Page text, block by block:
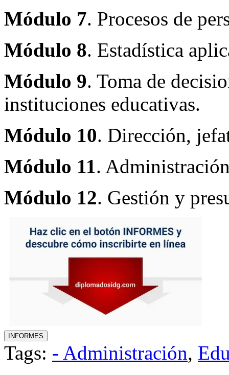
Módulo 7. Procesos de
Módulo 8. Estadística
Módulo 9. Toma de
instituciones educativas.
Módulo 10. Dirección,
Módulo 11.
Módulo 12. Gestión y
Tags: - Administración,